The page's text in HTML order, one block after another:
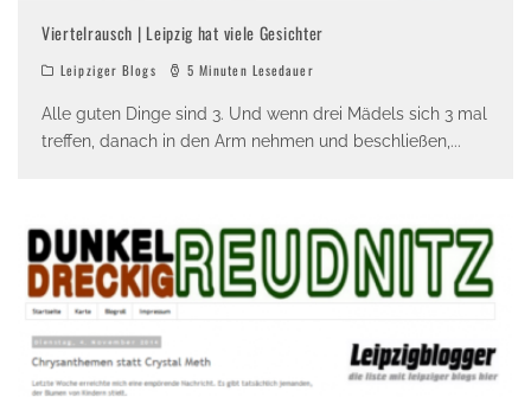
Viertelrausch | Leipzig hat viele Gesichter
Leipziger Blogs 5 Minuten Lesedauer
Alle guten Dinge sind 3. Und wenn drei Mädels sich 3 mal
treffen, danach in den Arm nehmen und beschließen, ...